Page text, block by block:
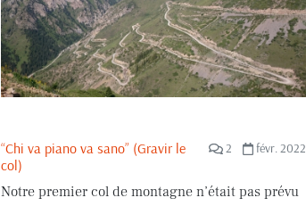
2 févr. 2022
“Chi va piano va sano” (Gravir le
col)
Notre premier col de montagne n’était pas prévu